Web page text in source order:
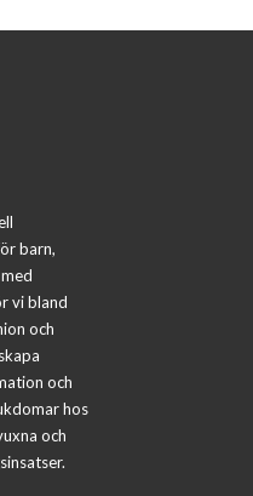
barn,
vi bland
och
och
hos
och